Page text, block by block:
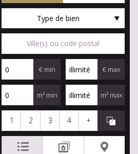
Type de bien
€ min € max
m² min m² max
1 2 3 4 +